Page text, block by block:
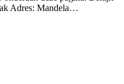
Adres: Mandela…